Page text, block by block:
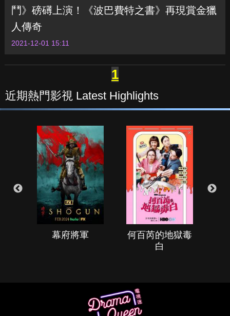
鬥》磅礡上演！《波巴費特之書》再現賞金獵
人傳奇
2021-12-01 15:11
1
近期熱門影視 Latest Highlights
幕府將軍
何百芮的地獄毒
白